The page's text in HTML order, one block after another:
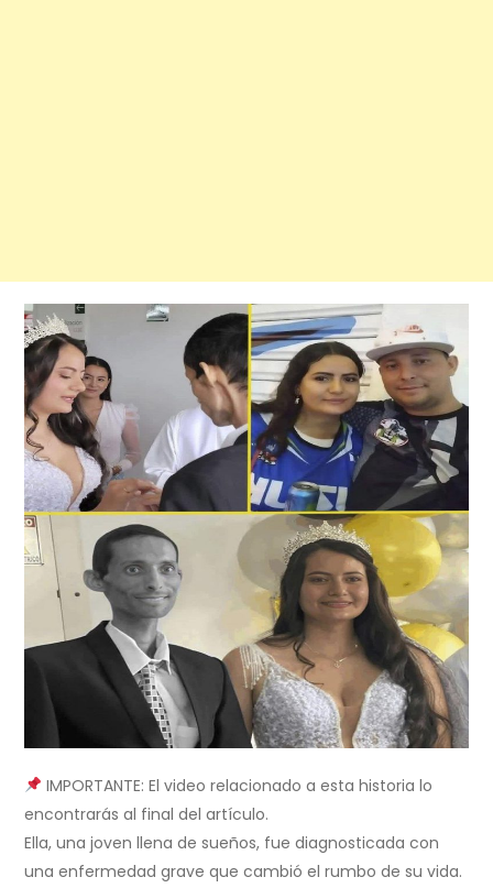
IMPORTANTE: El video relacionado a esta historia lo
encontrarás al final del artículo.
Ella, una joven llena de sueños, fue diagnosticada con
una enfermedad grave que cambió el rumbo de su vida.